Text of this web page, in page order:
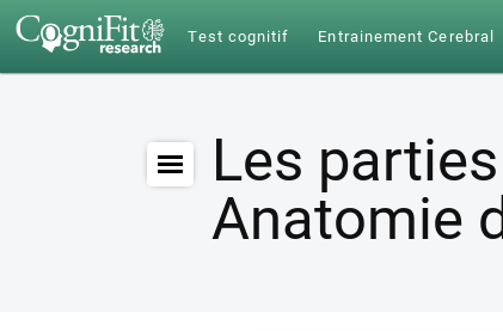
Test cognitif Entrainement Cerebral
Les
Anatomie